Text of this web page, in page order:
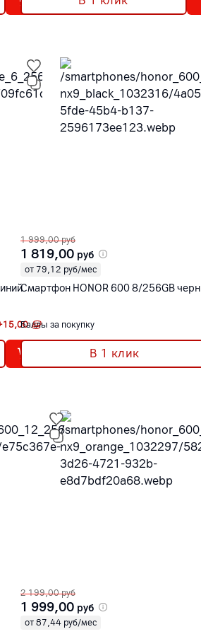
15,00
1 999,00 руб
1 819,00 руб
от 79,12 руб/мес
Смартфон HONOR 600 8/256GB
Баллы за покупку
В 1 клик
2 199,00 руб
1 999,00 руб
от 87,44 руб/мес